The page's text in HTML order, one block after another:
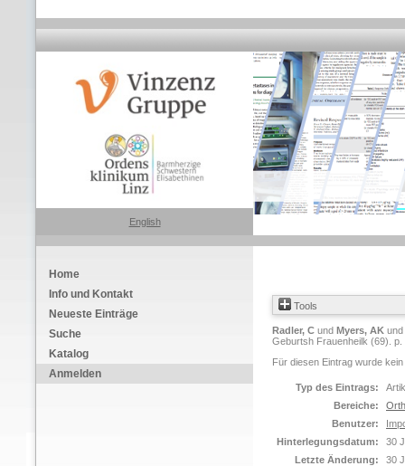
English
Home
Info und Kontakt
Neueste Einträge
Suche
Katalog
Anmelden
Tools
Radler, C und Myers, AK und
Geburtsh Frauenheilk (69). p.
Für diesen Eintrag wurde
Typ des Eintrags:
Bereiche:
Benutzer:
Hinterlegungsdatum:
30
Letzte Änderung:
30